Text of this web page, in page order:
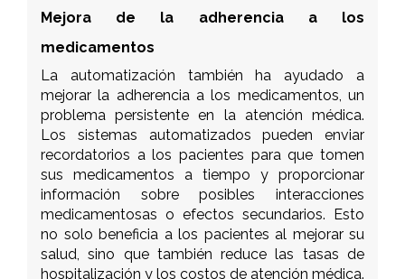
Mejora de la adherencia a los
medicamentos
La automatización también ha ayudado a
mejorar la adherencia a los medicamentos, un
problema persistente en la atención médica.
Los sistemas automatizados pueden enviar
recordatorios a los pacientes para que tomen
sus medicamentos a tiempo y proporcionar
información sobre posibles interacciones
medicamentosas o efectos secundarios. Esto
no solo beneficia a los pacientes al mejorar su
salud, sino que también reduce las tasas de
hospitalización y los costos de atención médica.